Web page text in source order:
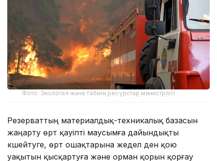
Фото: Экология және табиғи ресурстар министрлігі
Резерваттың материалдық-техникалық базасын
жаңарту өрт қауіпті маусымға дайындықты
күшейтуге, өрт ошақтарына жедел ден қою
уақытын қысқартуға және орман қорын қорғау